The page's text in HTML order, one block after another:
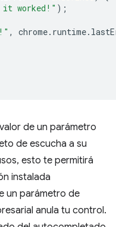
it worked!" );
, chrome. runtime.
de un parámetro
de escucha a su
esto te permitirá
instalada
un parámetro de
anula tu control.